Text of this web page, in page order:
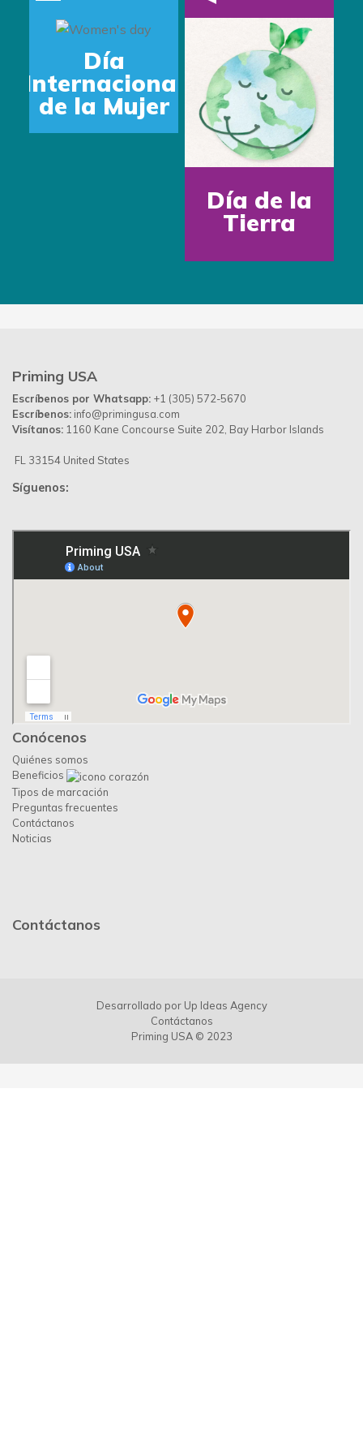
Día
Internacional
de la Mujer
Día de la
Tierra
Priming USA
Escríbenos por Whatsapp: +1 (305) 572-5670
Escríbenos: info@primingusa.com
Visítanos: 1160 Kane Concourse Suite 202, Bay Harbor Islands
FL 33154 United States
Síguenos:
Conócenos
Quiénes somos
Beneficios
Tipos de marcación
Preguntas frecuentes
Contáctanos
Noticias
Contáctanos
Desarrollado por Up Ideas Agency
Contáctanos
Priming USA © 2023